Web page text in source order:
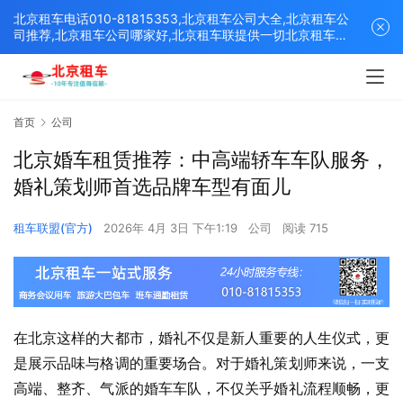
首页 公司
北京婚车租赁推荐：中高端轿车车队服务，
婚礼策划师首选品牌车型有面儿
租车联盟(官方) 2026年 4月 3日 下午1:19 公司 阅读 715
在北京这样的大都市，婚礼不仅是新人重要的人生仪式，更
是展示品味与格调的重要场合。对于婚礼策划师来说，一支
高端、整齐、气派的婚车车队，不仅关乎婚礼流程顺畅，更
北京租车电话010-81815353,北京租车公司大全,北京租车公
司推荐,北京租车公司哪家好,北京租车联提供一切北京租车解
决方案,打造北京优质的租车平台！